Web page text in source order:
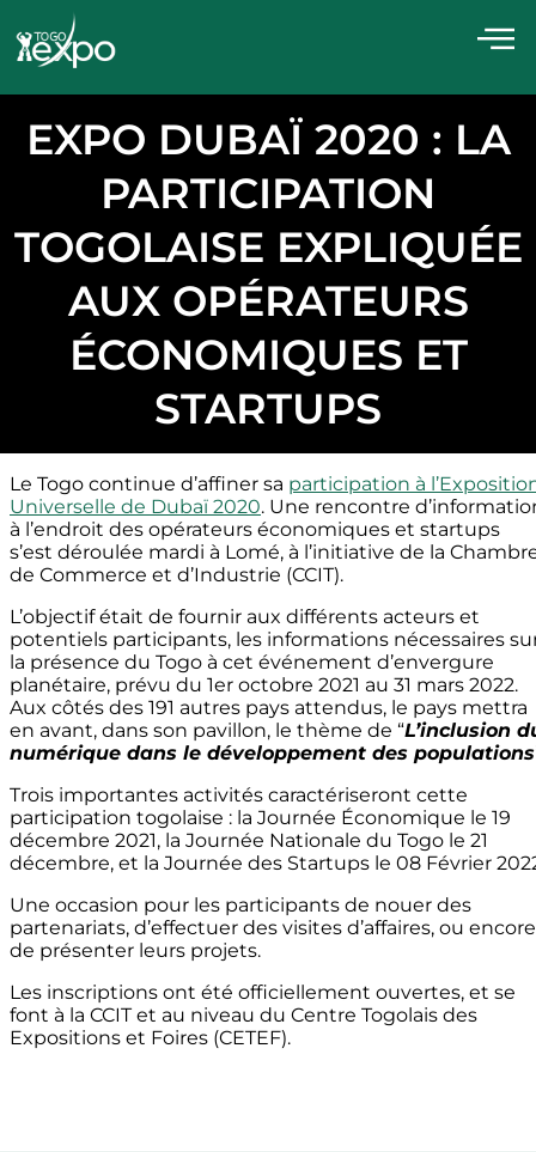
EXPO DUBAÏ 2020 : LA
PARTICIPATION
TOGOLAISE EXPLIQUÉE
AUX OPÉRATEURS
ÉCONOMIQUES ET
STARTUPS
Le Togo continue d’affiner sa participation à
Universelle de Dubaï 2020. Une rencontre
à l’endroit des opérateurs économiques et startups
s’est déroulée mardi à Lomé, à l’initiative de la
de Commerce et d’Industrie (CCIT).
L’objectif était de fournir aux différents acteurs et
potentiels participants, les informations nécessaires
la présence du Togo à cet événement d’envergure
planétaire, prévu du 1er octobre 2021 au 31 mars 2022.
Aux côtés des 191 autres pays attendus, le pays mettra
en avant, dans son pavillon, le thème de “L’inclusion
numérique dans le développement des populations
Trois importantes activités caractériseront cette
participation togolaise : la Journée Économique le 19
décembre 2021, la Journée Nationale du Togo le 21
décembre, et la Journée des Startups le 08 Février
Une occasion pour les participants de nouer des
partenariats, d’effectuer des visites d’affaires, ou encore
de présenter leurs projets.
Les inscriptions ont été officiellement ouvertes, et se
font à la CCIT et au niveau du Centre Togolais des
Expositions et Foires (CETEF).